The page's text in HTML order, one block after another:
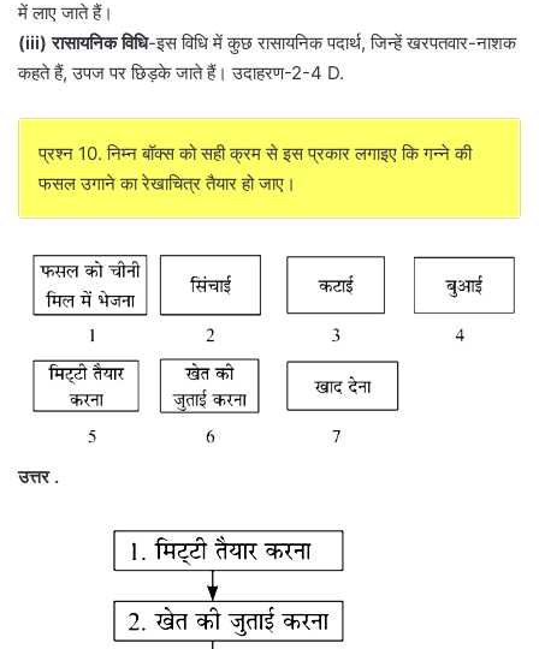
में लाए जाते हैं।
(iii) रासायनिक विधि-इस विधि में कुछ रासायनिक पदार्थ, जिन्हें खरपतवार-नाशक
कहते हैं, उपज पर छिड़के जाते हैं। उदाहरण-2-4 D.
प्रश्न 10. निम्न बॉक्स को सही क्रम से इस प्रकार लगाइए कि गन्ने की
फसल उगाने का रेखाचित्र तैयार हो जाए।
उत्तर .